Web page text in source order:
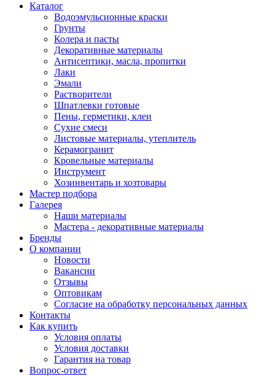
Каталог
Водоэмульсионные краски
Грунты
Колера и пасты
Декоративные материалы
Антисептики, масла, пропитки
Лаки
Эмали
Растворители
Шпатлевки готовые
Пены, герметики, клеи
Сухие смеси
Листовые материалы, утеплитель
Керамогранит
Кровельные материалы
Инструмент
Хозинвентарь и хозтовары
Мастер подбора
Галерея
Наши материалы
Мастера - декоративные материалы
Бренды
О компании
Новости
Вакансии
Отзывы
Оптовикам
Cогласие на обработку персональных данных
Контакты
Как купить
Условия оплаты
Условия доставки
Гарантия на товар
Вопрос-ответ